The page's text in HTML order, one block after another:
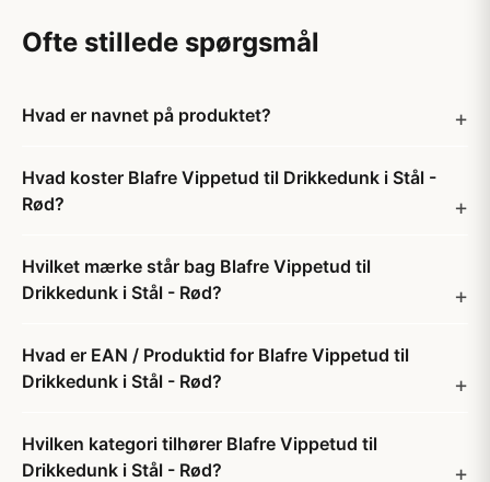
Ofte stillede spørgsmål
Hvad er navnet på produktet?
Hvad koster Blafre Vippetud til Drikkedunk i Stål -
Rød?
Hvilket mærke står bag Blafre Vippetud til
Drikkedunk i Stål - Rød?
Hvad er EAN / Produktid for Blafre Vippetud til
Drikkedunk i Stål - Rød?
Hvilken kategori tilhører Blafre Vippetud til
Drikkedunk i Stål - Rød?